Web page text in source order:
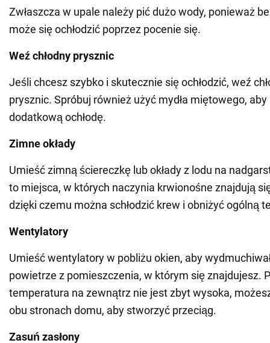
Zwłaszcza w upale należy pić dużo wody, ponieważ
może się ochłodzić poprzez pocenie się.
Weź chłodny prysznic
Jeśli chcesz szybko i skutecznie się ochłodzić, weź
prysznic. Spróbuj również użyć mydła miętowego,
dodatkową ochłodę.
Zimne okłady
Umieść zimną ściereczkę lub okłady z lodu na
to miejsca, w których naczynia krwionośne znajdują
dzięki czemu można schłodzić krew i obniżyć ogólną
Wentylatory
Umieść wentylatory w pobliżu okien, aby
powietrze z pomieszczenia, w którym się znajdujesz.
temperatura na zewnątrz nie jest zbyt wysoka,
obu stronach domu, aby stworzyć przeciąg.
Zasuń zasłony